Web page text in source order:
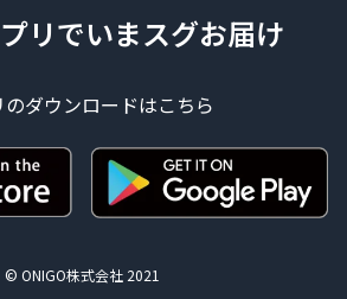
リでいまスグお届け
のダウンロードはこちら
© ONIGO株式会社 2021